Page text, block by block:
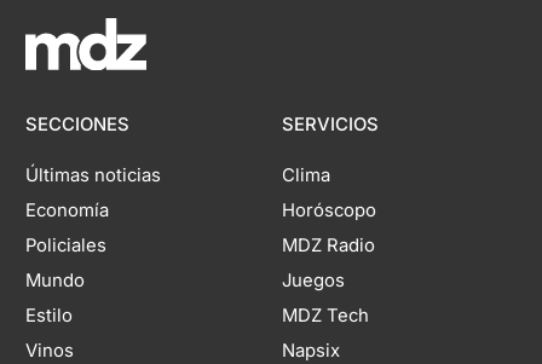
SECCIONES
Últimas noticias
Economía
Policiales
Mundo
Estilo
Vinos
SERVICIOS
Clima
Horóscopo
MDZ Radio
Juegos
MDZ Tech
Napsix